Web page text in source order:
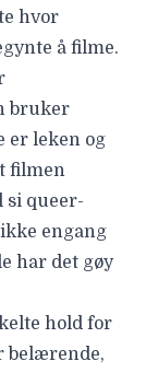
hvor
å filme.
bruker
er leken og
filmen
si queer-
engang
har det gøy
hold for
belærende,